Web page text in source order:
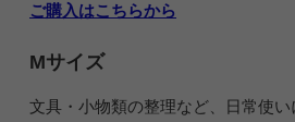
ご購入はこちらから
Mサイズ
文具・小物類の整理など、日常使い